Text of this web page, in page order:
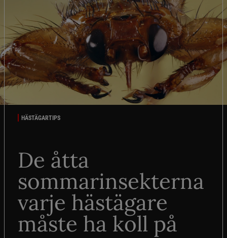
HÄSTÄGARTIPS
De åtta
sommarinsekterna
varje hästägare
måste ha koll på